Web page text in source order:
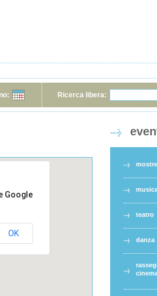
Ricerca libera:
Google
OK
mostre
teatro
danza